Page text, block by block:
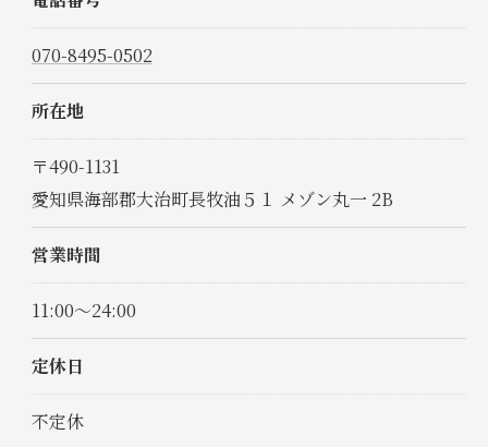
070-8495-0502
所在地
〒490-1131
愛知県海部郡大治町長牧油５１ メゾン丸一 2B
営業時間
11:00～24:00
定休日
不定休